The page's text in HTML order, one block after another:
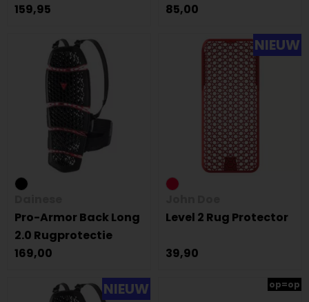
159,95
85,00
Pro-Armor Back Long
2.0 Rugprotectie
169,00
NIEUW
Level 2 Rug Protector
39,90
NIEUW op=op